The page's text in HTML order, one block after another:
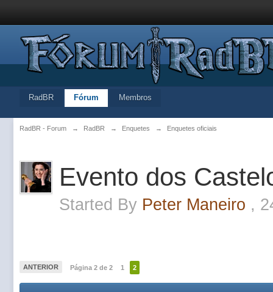
RadBR Fórum Membros
RadBR - Forum → RadBR → Enquetes → Enquetes oficiais
Evento dos
Started By Peter Maneiro ,
ANTERIOR Página 2 de 2 1 2